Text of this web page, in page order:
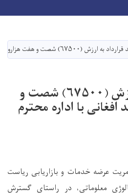
main
content
ارزش (۶۷۵۰۰) شصت و هفت هزارو پنجصد افغانی با اداره محترم پشتنی بانک:
عقد قرارداد به ارزش (۶۷۵۰۰) شصت و
با اداره محترم
عرضه خدمات و بازاریابی ریاست
معلوماتی، در راستای گسترش